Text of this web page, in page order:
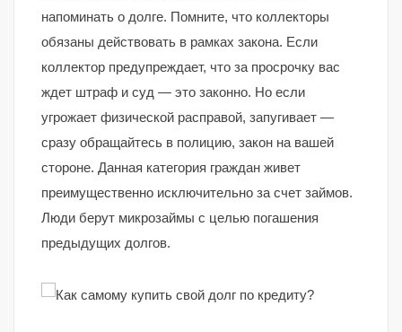
напоминать о долге. Помните, что коллекторы
обязаны действовать в рамках закона. Если
коллектор предупреждает, что за просрочку вас
ждет штраф и суд — это законно. Но если
угрожает физической расправой, запугивает —
сразу обращайтесь в полицию, закон на вашей
стороне. Данная категория граждан живет
преимущественно исключительно за счет займов.
Люди берут микрозаймы с целью погашения
предыдущих долгов.